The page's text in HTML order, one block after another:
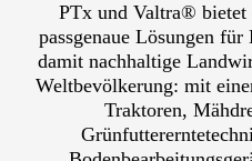
PTx und Valtra®
passgenaue Lösungen
damit nachhaltige
Weltbevölkerung: mit
Traktoren,